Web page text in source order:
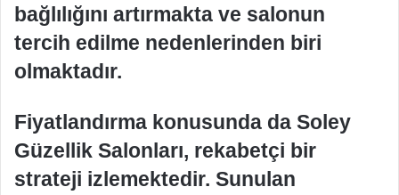
bağlılığını artırmakta ve salonun
tercih edilme nedenlerinden biri
olmaktadır.
Fiyatlandırma konusunda da Soley
Güzellik Salonları, rekabetçi bir
strateji izlemektedir. Sunulan